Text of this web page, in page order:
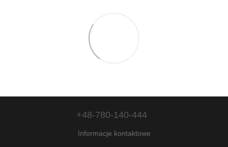
+48-780-140-444
Informacje kontaktowe